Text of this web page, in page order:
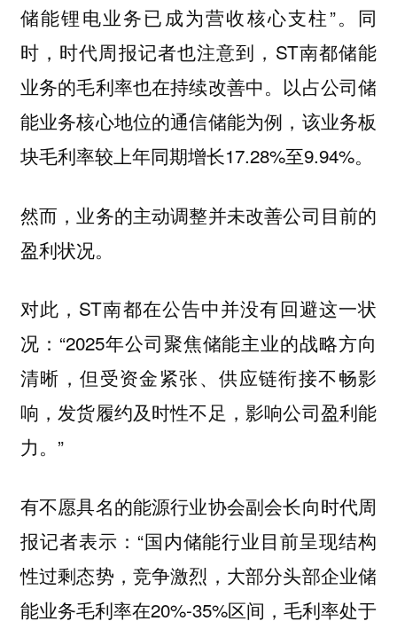
储能锂电业务已成为营收核心支柱”。同
时，时代周报记者也注意到，ST南都储能
业务的毛利率也在持续改善中。以占公司储
能业务核心地位的通信储能为例，该业务板
块毛利率较上年同期增长17.28%至9.94%。
然而，业务的主动调整并未改善公司目前的
盈利状况。
对此，ST南都在公告中并没有回避这一状
况：“2025年公司聚焦储能主业的战略方向
清晰，但受资金紧张、供应链衔接不畅影
响，发货履约及时性不足，影响公司盈利能
力。”
有不愿具名的能源行业协会副会长向时代周
报记者表示：“国内储能行业目前呈现结构
性过剩态势，竞争激烈，大部分头部企业储
能业务毛利率在20%-35%区间，毛利率处于